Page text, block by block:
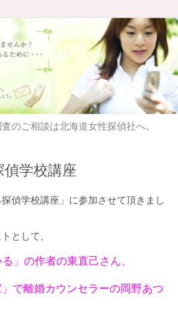
のご相談は北海道女性探偵社へ。
学校講座
偵学校講座」に参加させて頂きまし
として、
」の作者の東直己さん、
」で離婚カウンセラーの岡野あつ